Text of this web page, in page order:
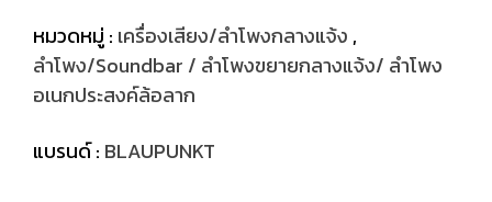
หมวดหมู่ : เครื่องเสียง/ลำโพงกลางแจ้ง ,
ลำโพง/Soundbar / ลำโพงขยายกลางแจ้ง/ ลำโพง
อเนกประสงค์ล้อลาก
แบรนด์ : BLAUPUNKT